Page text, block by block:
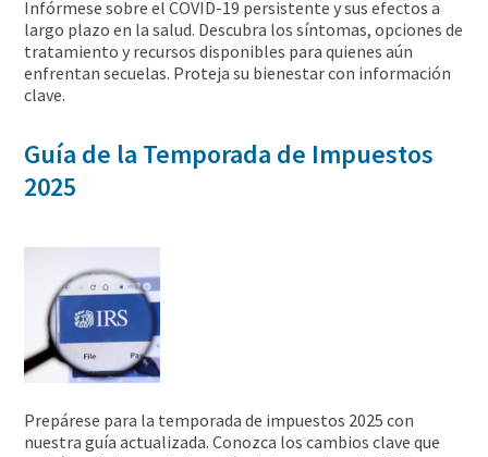
Infórmese sobre el COVID-19 persistente y sus efectos a
largo plazo en la salud. Descubra los síntomas, opciones de
tratamiento y recursos disponibles para quienes aún
enfrentan secuelas. Proteja su bienestar con información
clave.
Guía de la Temporada de Impuestos
2025
Prepárese para la temporada de impuestos 2025 con
nuestra guía actualizada. Conozca los cambios clave que